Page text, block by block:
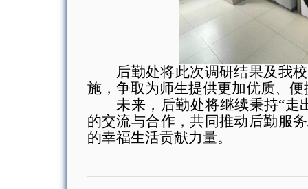
后勤处将此次调研结果及 我
施，争取为师生提供更加优质、
未来，后勤处将继续秉持“走
的交流与合作，共同推动后勤服
的幸福生活贡献力量。